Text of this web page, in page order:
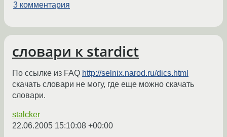
3 комментария
словари к stardict
По ссылке из FAQ http://selnix.narod.ru/dics.html
скачать словари не могу, где еще можно скачать
словари.
stalcker
22.06.2005 15:10:08 +00:00